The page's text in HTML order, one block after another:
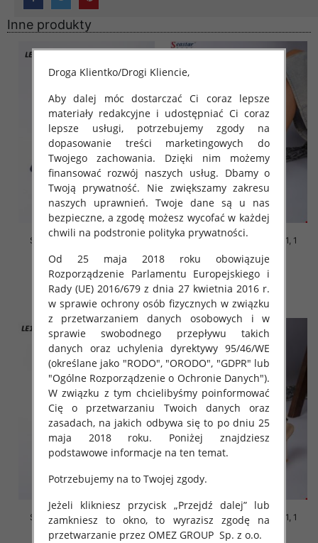
Inne produkty
Szpilki damskie Roz 36-41, 1
50.00 zł
szczegóły
Szpilki damskie Roz 36-41, 1
50.00 zł
szczegóły
Szpilki damskie Roz 36-41, 1
Szpilki damskie Roz 36-41, 1
kolor Paczka 12 szt
Droga Klientko/Drogi Kliencie,
Aby dalej móc dostarczać Ci coraz lepsze
materiały redakcyjne i udostępniać Ci coraz
lepsze usługi, potrzebujemy zgody na
dopasowanie treści marketingowych do
Twojego zachowania. Dzięki nim możemy
finansować rozwój naszych usług. Dbamy o
Twoją prywatność. Nie zwiększamy zakresu
naszych uprawnień. Twoje dane są u nas
bezpieczne, a zgodę możesz wycofać w każdej
chwili na podstronie polityka prywatności.
Od 25 maja 2018 roku obowiązuje
Rozporządzenie Parlamentu Europejskiego i
Rady (UE) 2016/679 z dnia 27 kwietnia 2016 r.
w sprawie ochrony osób fizycznych w związku
z przetwarzaniem danych osobowych i w
sprawie swobodnego przepływu takich
danych oraz uchylenia dyrektywy 95/46/WE
(określane jako "RODO", "ORODO", "GDPR" lub
"Ogólne Rozporządzenie o Ochronie Danych").
W związku z tym chcielibyśmy poinformować
Cię o przetwarzaniu Twoich danych oraz
zasadach, na jakich odbywa się to po dniu 25
maja 2018 roku. Poniżej znajdziesz
podstawowe informacje na ten temat.
Potrzebujemy na to Twojej zgody.
Jeżeli klikniesz przycisk „Przejdź dalej” lub
zamkniesz to okno, to wyrazisz zgodę na
przetwarzanie przez OMEZ GROUP Sp. z o.o.